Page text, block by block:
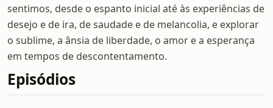
sentimos, desde o espanto inicial até às experiências de
desejo e de ira, de saudade e de melancolia, e explorar
o sublime, a ânsia de liberdade, o amor e a esperança
em tempos de descontentamento.
Episódios